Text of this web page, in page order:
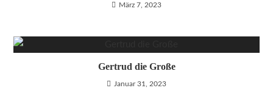
März 7, 2023
Gertrud die Große
Januar 31, 2023